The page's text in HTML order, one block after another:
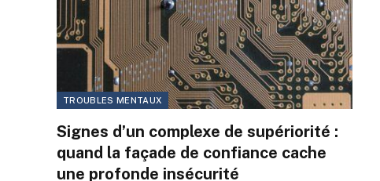
TROUBLES MENTAUX
Signes d’un complexe de supériorité :
quand la façade de confiance cache
une profonde insécurité